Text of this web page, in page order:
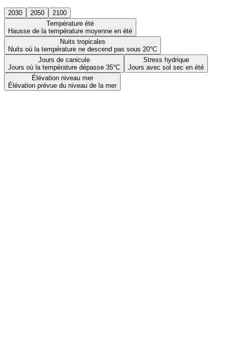
2030 2050
2100
Température été
Hausse de la température moyenne en été
Nuits tropicales
Nuits où la température ne descend pas sous 20°C
Jours de canicule
Jours où la température dépasse 35°C
Stress hydrique
Jours avec sol sec en été
Élévation niveau mer
Élévation prévue du niveau de la mer